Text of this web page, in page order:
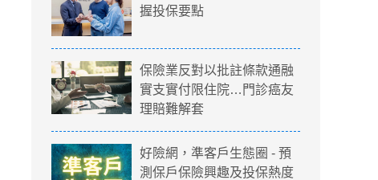
握投保要點
保險業反對以批註條款通融
實支實付限住院…門診癌友
理賠難解套
好險網，準客戶生態圈 - 預
測保戶保險興趣及投保熱度